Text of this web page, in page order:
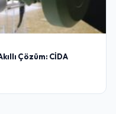
Çözüm: CİDA